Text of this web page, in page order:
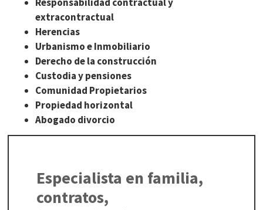
extracontractual
Herencias
Urbanismo e Inmobiliario
Derecho de la construcción
Custodia y pensiones
Comunidad Propietarios
Propiedad horizontal
Abogado divorcio
Especialista en familia,
contratos,